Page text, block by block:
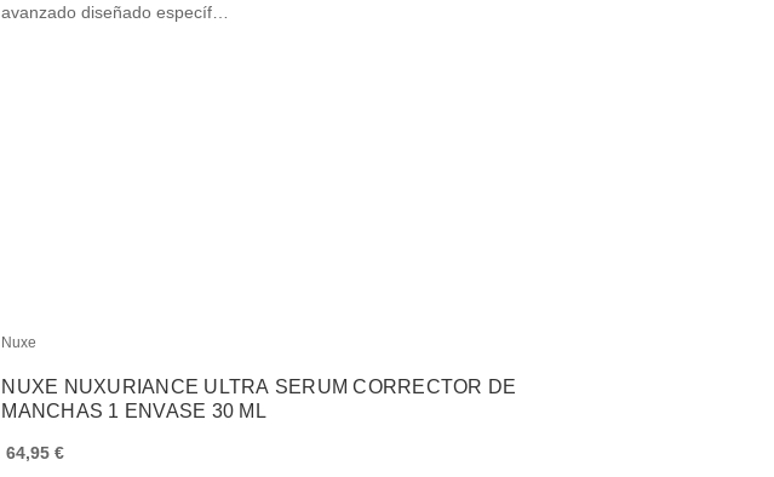
avanzado diseñado específ…
Nuxe
NUXE NUXURIANCE ULTRA SERUM CORRECTOR DE
MANCHAS 1 ENVASE 30 ML
64,95 €